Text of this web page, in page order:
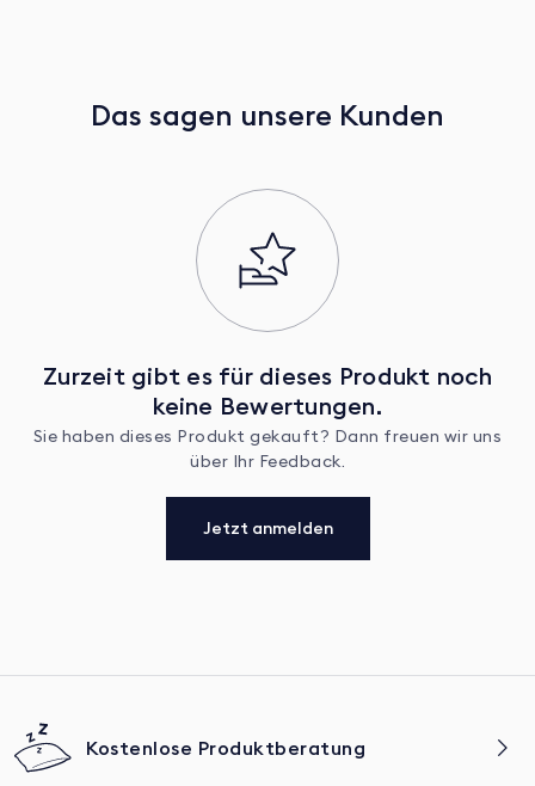
Das sagen unsere Kunden
Zurzeit gibt es für dieses Produkt noch
keine Bewertungen.
Sie haben dieses Produkt gekauft? Dann freuen wir uns
über Ihr Feedback.
Jetzt anmelden
Kostenlose Produktberatung